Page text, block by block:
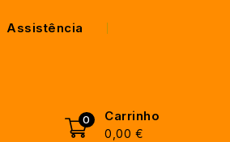
Assistência
0 Carrinho
0,00 €